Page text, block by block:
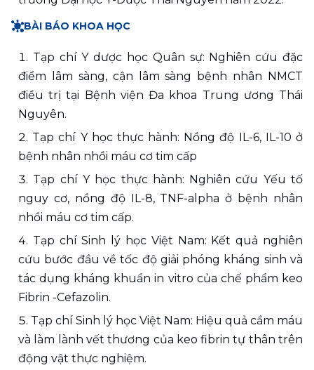
BÀI BÁO KHOA HỌC
Tạp chí Y dược học Quân sự: Nghiên cứu đặc
điểm lâm sàng, cận lâm sàng bệnh nhân NMCT
điều trị tại Bệnh viện Đa khoa Trung ương Thái
Nguyên.
Tạp chí Y học thực hành: Nồng độ IL-6, IL-10 ở
bệnh nhân nhồi máu cơ tim cấp
Tạp chí Y học thực hành: Nghiên cứu Yếu tố
nguy cơ, nồng độ IL-8, TNF-alpha ở bệnh nhân
nhồi máu cơ tim cấp.
Tạp chí Sinh lý học Việt Nam: Kết quả nghiên
cứu bước đầu về tốc độ giải phóng kháng sinh và
tác dụng kháng khuẩn in vitro của chế phẩm keo
Fibrin -Cefazolin.
Tạp chí Sinh lý học Việt Nam: Hiệu quả cầm máu
và làm lành vết thương của keo fibrin tự thân trên
động vật thực nghiệm.